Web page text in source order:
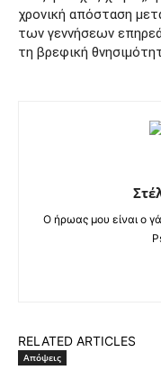
χρονική απόσταση
των γεννήσεων
τη βρεφική
Ο ήρωας μου είναι ο
RELATED ARTICLES
Απόψεις